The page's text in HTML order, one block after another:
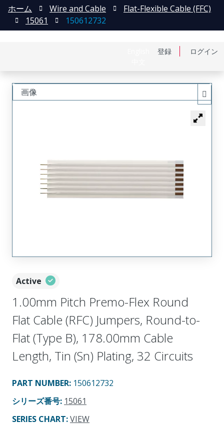
登録 ログイン
ホーム Wire and Cable
Flat-Flexible Cable (FFC)
15061
150612732
Active
1.00mm Pitch Premo-Flex Round
Flat Cable (RFC) Jumpers, Round-to-
Flat (Type B), 178.00mm Cable
Length, Tin (Sn) Plating, 32 Circuits
PART NUMBER: 150612732
シリーズ番号: 15061
SERIES CHART:VIEW
画像